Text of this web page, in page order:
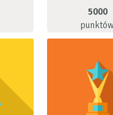
5000
punktów